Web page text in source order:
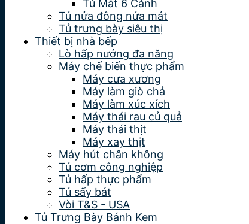
Tủ Mát 6 Cánh
Tủ nửa đông nửa mát
Tủ trưng bày siêu thị
Thiết bị nhà bếp
Lò hấp nướng đa năng
Máy chế biến thực phẩm
Máy cưa xương
Máy làm giò chả
Máy làm xúc xích
Máy thái rau củ quả
Máy thái thịt
Máy xay thịt
Máy hút chân không
Tủ cơm công nghiệp
Tủ hấp thực phẩm
Tủ sấy bát
Vòi T&S - USA
Tủ Trưng Bày Bánh Kem